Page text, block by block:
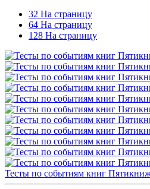
32 На страницу
64 На страницу
128 На страницу
Тесты по событиям книг